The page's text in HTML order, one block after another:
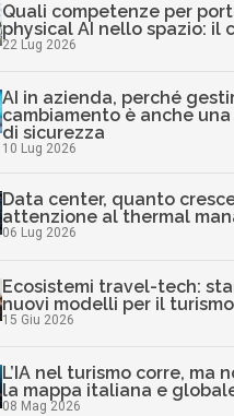
Quali competenze per
physical AI nello spazio: il
22 Lug 2026
AI in azienda, perché
cambiamento è anche
di sicurezza
10 Lug 2026
Data center, quanto
attenzione al thermal
06 Lug 2026
Ecosistemi travel-tech:
nuovi modelli per il turismo
15 Giu 2026
L’IA nel turismo corre, ma
la mappa italiana e
08 Mag 2026